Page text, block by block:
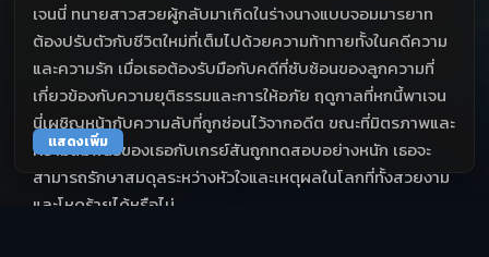
เจนนี่ ทนายสาวสวยผู้กลับมาเกิดในร่างนางแบบจอมมารยาท
ต้องปรับตัวกับชีวิตใหม่ที่เต็มไปด้วยความท้าทายทั้งในคดีความ
และความรัก เมื่อเธอต้องรับมือกับคดีที่ซับซ้อนของลูกความที่
เกี่ยวข้องกับความยุติธรรมและการให้อภัย ฤดูกาลที่หกนี้พาเจน
นี่เผชิญหน้ากับความลับที่ถูกซ่อนไว้จากอดีต ขณะที่มิตรภาพและ
ความสัมพันธ์ของเธอกับเกรย์สันถูกทดสอบอย่างหนัก เธอจะ
สามารถรักษาสมดุลระหว่างหัวใจและเหตุผลในโลกที่ทั้งสวยงาม
และโหดร้ายได้หรือไม่
แสดงเพิ่ม